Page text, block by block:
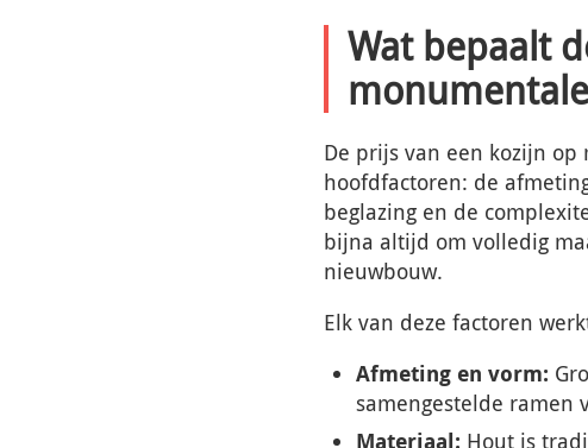
Wat bepaalt
De prijs van een kozijn
hoofdfactoren: de
beglazing en de
bijna altijd om volledig
nieuwbouw.
Elk van deze factoren
Afmeting en vorm:
samengestelde ramen
Materiaal: Hout is